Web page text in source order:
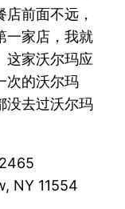
前面不远，
一家店，我就
这家沃尔玛应
次的沃尔玛
没去过沃尔玛
NY 11554